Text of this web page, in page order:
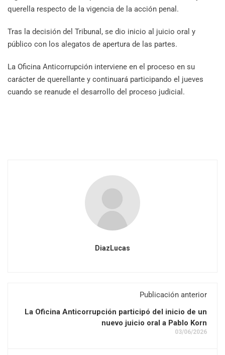
querella respecto de la vigencia de la acción penal.
Tras la decisión del Tribunal, se dio inicio al juicio oral y
público con los alegatos de apertura de las partes.
La Oficina Anticorrupción interviene en el proceso en su
carácter de querellante y continuará participando el jueves
cuando se reanude el desarrollo del proceso judicial.
DiazLucas
Publicación anterior
La Oficina Anticorrupción participó del inicio de un
nuevo juicio oral a Pablo Korn
03/06/2026